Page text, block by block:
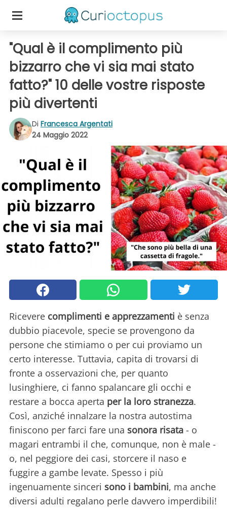
"Qual è il complimento più
bizzarro che vi sia mai stato
fatto?" 10 delle vostre risposte
più divertenti
Di Francesca Argentati
24 Maggio 2022
Ricevere complimenti e apprezzamenti è senza
dubbio piacevole, specie se provengono da
persone che stimiamo o per cui proviamo un
certo interesse. Tuttavia, capita di trovarsi di
fronte a osservazioni che, per quanto
lusinghiere, ci fanno spalancare gli occhi e
restare a bocca aperta per la loro stranezza.
Così, anziché innalzare la nostra autostima
finiscono per farci fare una sonora risata - o
magari entrambi il che, comunque, non è male -
o, nel peggiore dei casi, storcere il naso e
fuggire a gambe levate. Spesso i più
ingenuamente sinceri sono i bambini, ma anche
diversi adulti regalano perle davvero imperdibili!